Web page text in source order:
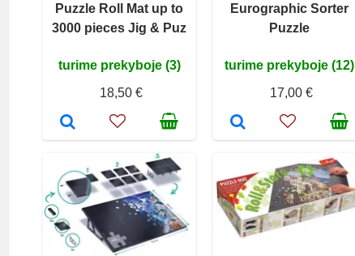
Puzzle Roll Mat up to
3000 pieces Jig & Puz
turime prekyboje (3)
18,50 €
Eurographic Sorter
Puzzle
turime prekyboje (12)
17,00 €